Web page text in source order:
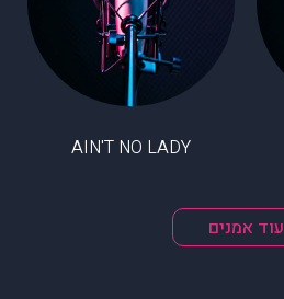
AIN'T NO LADY
עוד אמנים